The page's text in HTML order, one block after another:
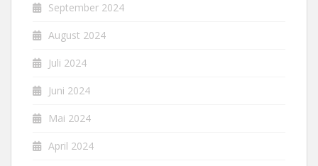
September 2024
August 2024
Juli 2024
Juni 2024
Mai 2024
April 2024